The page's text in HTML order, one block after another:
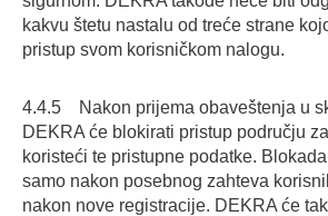
kakvu štetu nastalu od treće strane
pristup svom korisničkom nalogu.
4.4.5 Nakon prijema obaveštenja u
DEKRA će blokirati pristup području
koristeći te pristupne podatke.
samo nakon posebnog zahteva
nakon nove registracije. DEKRA će